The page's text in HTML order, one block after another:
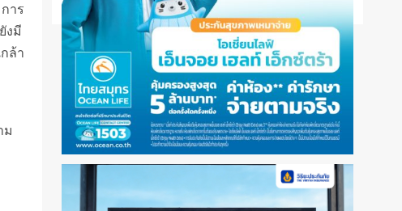
าร
งมี
ล้า
ม